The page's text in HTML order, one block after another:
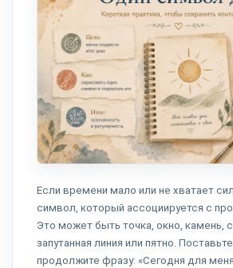
Если времени мало или не хватает
символ, который ассоциируется с
Это может быть точка, окно, камень,
запутанная линия или пятно.
продолжите фразу: «Сегодня для